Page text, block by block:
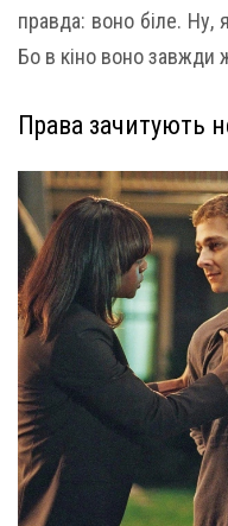
правда: воно біле. Ну,
Бо в кіно воно завжди
Права зачитують